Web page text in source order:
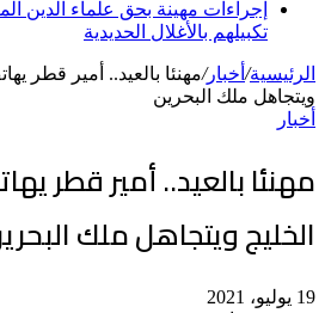
إجراءات مهينة بحق علماء الدين
تكبيلهم بالأغلال الحديدية
الرئيسية/ أخبار/مهنئا بالعيد.. أمير قطر
ويتجاهل ملك البحرين
أخبار
مهنئا بالعيد.. أمير قطر
الخليج ويتجاهل ملك
19 يوليو، 2021